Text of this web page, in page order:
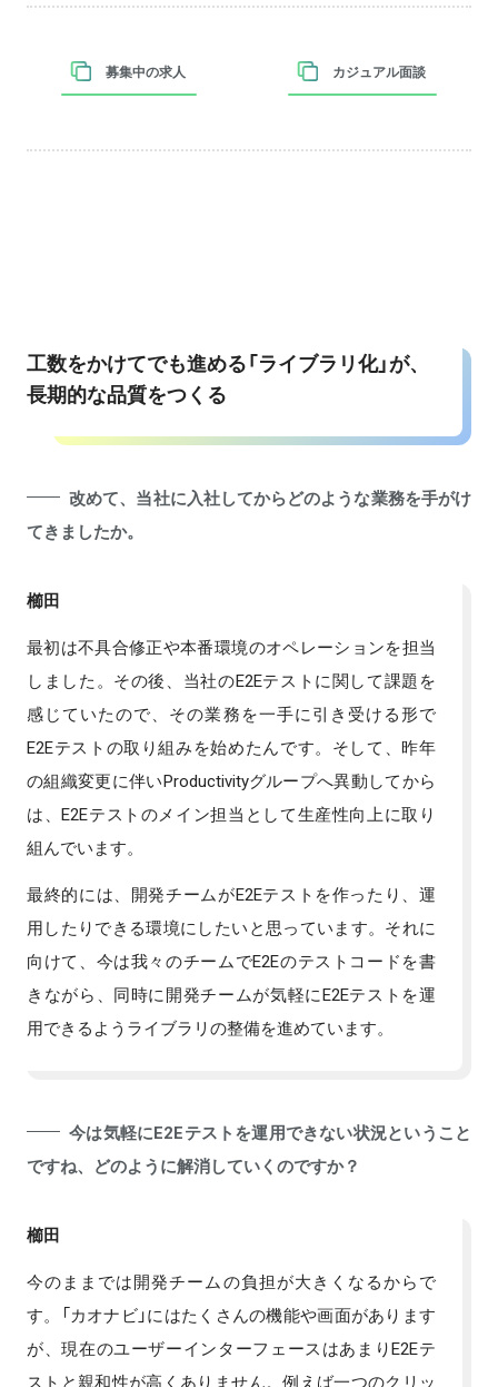
募集中の求人 カジュアル面談
工数をかけてでも進める「ライブラリ化」が、
長期的な品質をつくる
改めて、当社に入社してからどのような業務を手がけ
てきましたか。
櫛田
最初は不具合修正や本番環境のオペレーションを担当
しました。その後、当社のE2Eテストに関して課題を
感じていたので、その業務を一手に引き受ける形で
E2Eテストの取り組みを始めたんです。そして、昨年
の組織変更に伴いProductivityグループへ異動してから
は、E2Eテストのメイン担当として生産性向上に取り
組んでいます。
最終的には、開発チームがE2Eテストを作ったり、運
用したりできる環境にしたいと思っています。それに
向けて、今は我々のチームでE2Eのテストコードを書
きながら、同時に開発チームが気軽にE2Eテストを運
用できるようライブラリの整備を進めています。
今は気軽にE2Eテストを運用できない状況ということ
ですね、どのように解消していくのですか？
櫛田
今のままでは開発チームの負担が大きくなるからで
す。「カオナビ」にはたくさんの機能や画面があります
が、現在のユーザーインターフェースはあまりE2Eテ
ストと親和性が高くありません。例えば一つのクリッ